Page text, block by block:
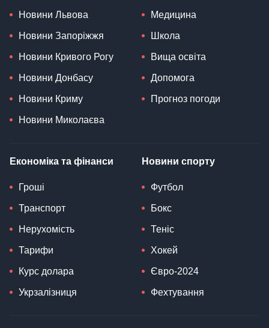
Новини Львова
Новини Запоріжжя
Новини Кривого Рогу
Новини Донбасу
Новини Криму
Новини Миколаєва
Медицина
Школа
Вища освіта
Допомога
Прогноз погоди
Економіка та фінанси
Гроші
Транспорт
Нерухомість
Тарифи
Курс долара
Укрзалізниця
Новини спорту
Футбол
Бокс
Теніс
Хокей
Євро-2024
Фехтування